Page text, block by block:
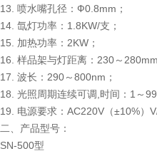
13. 喷水嘴孔径：Ф0.8mm；
14. 氙灯功率：1.8KW/支；
15. 加热功率：2KW；
16. 样品架与灯距离：230～280mm
17. 波长：290～800nm；
18. 光照周期连续可调,时间：1～
19. 电源要求：AC220V（±10%）
二、产品型号：
SN-500型